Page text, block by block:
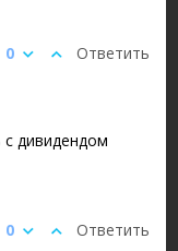
Ответить
0
с дивидендом
Ответить
0